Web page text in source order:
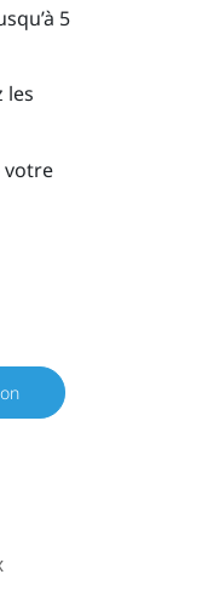
5
les
votre